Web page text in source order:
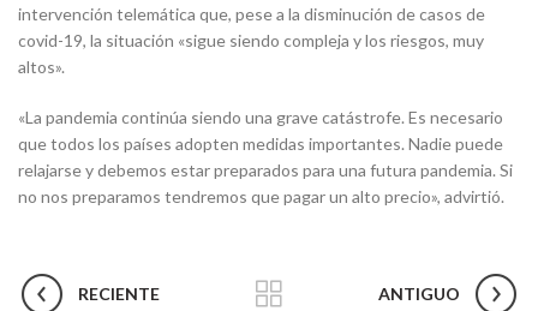
intervención telemática que, pese a la disminución de casos de
covid-19, la situación «sigue siendo compleja y los riesgos, muy
altos».
«La pandemia continúa siendo una grave catástrofe. Es necesario
que todos los países adopten medidas importantes. Nadie puede
relajarse y debemos estar preparados para una futura pandemia. Si
no nos preparamos tendremos que pagar un alto precio», advirtió.
RECIENTE ANTIGUO